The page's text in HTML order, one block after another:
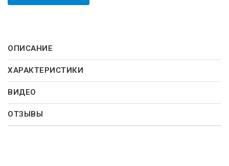
ОПИСАНИЕ
ХАРАКТЕРИСТИКИ
ВИДЕО
ОТЗЫВЫ